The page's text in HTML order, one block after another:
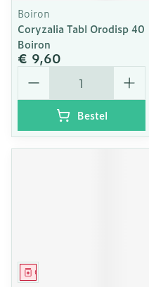
Boiron
Coryzalia Tabl Orodisp 40
Boiron
€ 9,60
Aantal
Bestel
Geneesmiddel